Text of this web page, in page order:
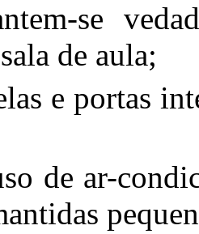
se
de aula;
e portas
de ar-